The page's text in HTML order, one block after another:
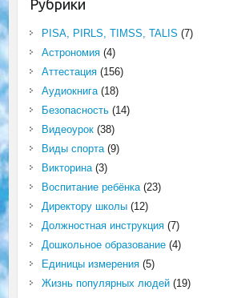
Рубрики
PISA, PIRLS, TIMSS, TALIS (7)
Астрономия(4)
Аттестация(156)
Аудиокнига(18)
Безопасность(14)
Видеоурок(38)
Виды спорта(9)
Викторина(3)
Воспитание ребёнка(23)
Директору школы(12)
Должностная инструкция(7)
Дошкольное образование(4)
Единицы измерения(5)
Жизнь популярных людей(19)